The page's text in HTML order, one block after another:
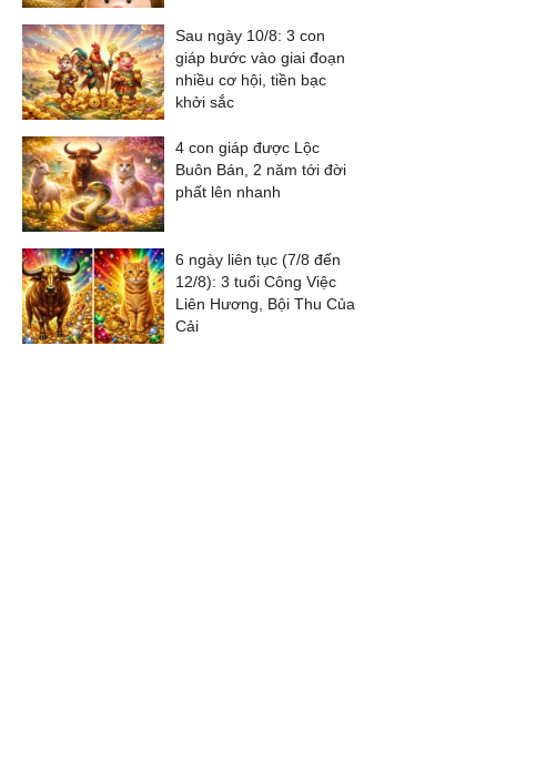
Sau ngày 10/8: 3 con
giáp bước vào giai đoạn
nhiều cơ hội, tiền bạc
khởi sắc
4 con giáp được Lộc
Buôn Bán, 2 năm tới đời
phất lên nhanh
6 ngày liên tục (7/8 đến
12/8): 3 tuổi Công Việc
Liên Hương, Bội Thu Của
Cải